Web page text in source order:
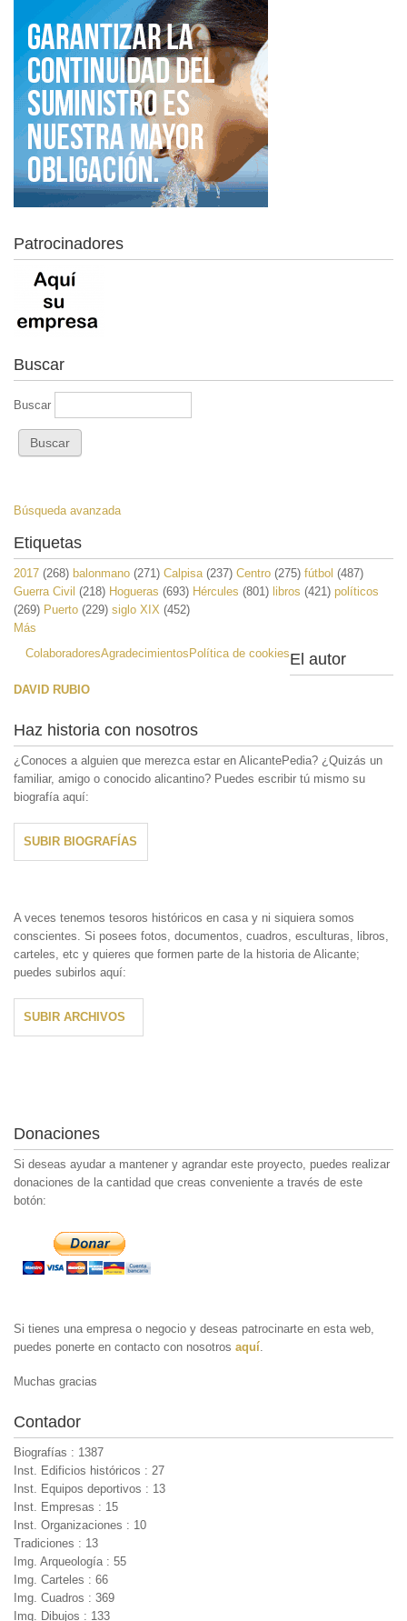
Patrocinadores
Buscar
Buscar
Búsqueda avanzada
Etiquetas
2017 (268) balonmano (271) Calpisa (237) Centro (275) fútbol (487)
Guerra Civil (218) Hogueras (693) Hércules (801) libros (421) políticos
(269) Puerto (229) siglo XIX (452)
Más
ColaboradoresAgradecimientos Política de cookiesEl autor
DAVID RUBIO
Haz historia con nosotros
¿Conoces a alguien que merezca estar en AlicantePedia? ¿Quizás un
familiar, amigo o conocido alicantino? Puedes escribir tú mismo su
biografía aquí:
SUBIR BIOGRAFÍAS
A veces tenemos tesoros históricos en casa y ni siquiera somos
conscientes. Si posees fotos, documentos, cuadros, esculturas, libros,
carteles, etc y quieres que formen parte de la historia de Alicante;
puedes subirlos aquí:
SUBIR ARCHIVOS
Donaciones
Si deseas ayudar a mantener y agrandar este proyecto, puedes realizar
donaciones de la cantidad que creas conveniente a través de este
botón:
Si tienes una empresa o negocio y deseas patrocinarte en esta web,
puedes ponerte en contacto con nosotros aquí
Muchas gracias
Contador
Biografías : 1387
Inst. Edificios históricos : 27
Inst. Equipos deportivos : 13
Inst. Empresas : 15
Inst. Organizaciones : 10
Tradiciones : 13
Img. Arqueología : 55
Img. Carteles : 66
Img. Cuadros : 369
Img. Dibujos : 133